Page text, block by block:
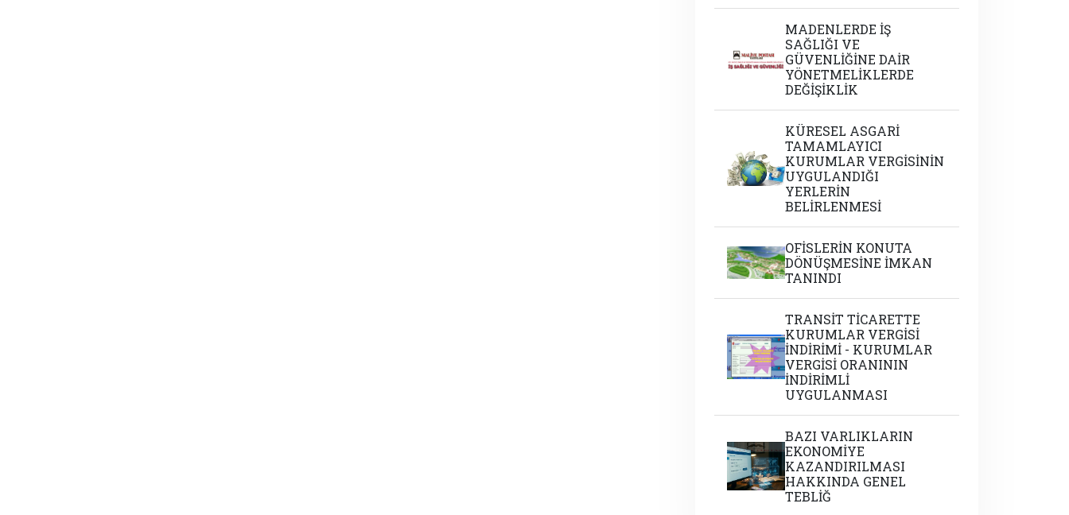
MADENLERDE İŞ
SAĞLIĞI VE
GÜVENLİĞİNE DAİR
YÖNETMELİKLERDE
DEĞİŞİKLİK
KÜRESEL ASGARİ
TAMAMLAYICI
KURUMLAR VERGİSİNİN
UYGULANDIĞI
YERLERİN
BELİRLENMESİ
OFİSLERİN KONUTA
DÖNÜŞMESİNE İMKAN
TANINDI
TRANSİT TİCARETTE
KURUMLAR VERGİSİ
İNDİRİMİ - KURUMLAR
VERGİSİ ORANININ
İNDİRİMLİ
UYGULANMASI
BAZI VARLIKLARIN
EKONOMİYE
KAZANDIRILMASI
HAKKINDA GENEL
TEBLİĞ